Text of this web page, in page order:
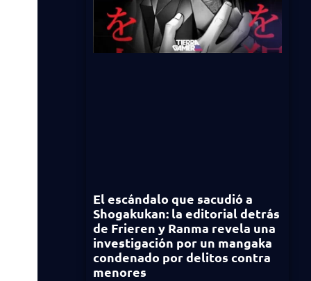
El escándalo que sacudió a
Shogakukan: la editorial detrás
de Frieren y Ranma revela una
investigación por un mangaka
condenado por delitos contra
menores